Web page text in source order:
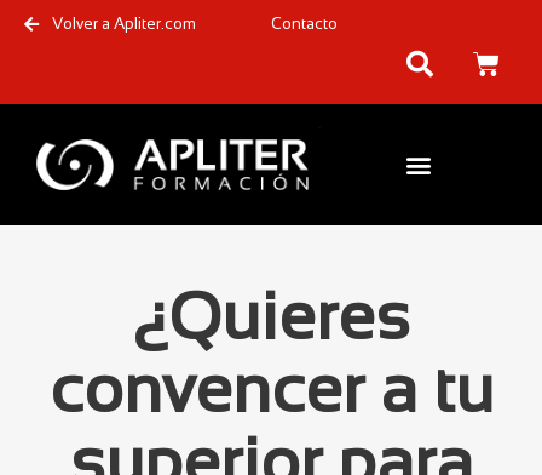
Volver a Apliter.com Contacto
¿Quieres
convencer a tu